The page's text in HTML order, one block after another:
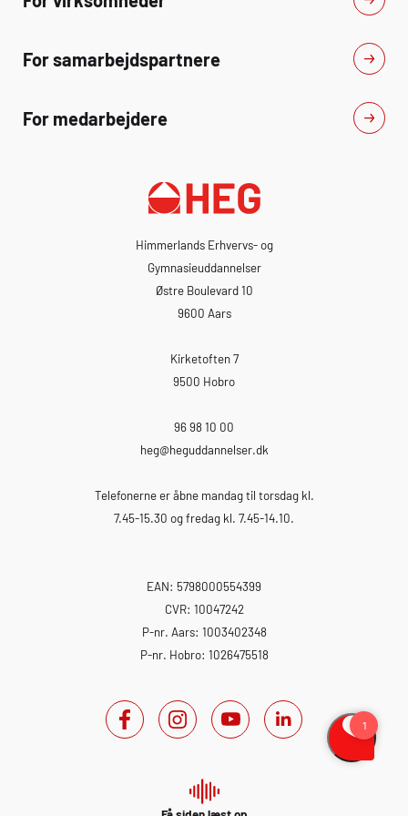
Teoritest- Praktisk test Kurset
teleskoplæsser.
checklister- Teori
For samarbejdspartnere
For medarbejdere
Himmerlands Erhvervs- og
Gymnasieuddannelser
Østre Boulevard 10
9600 Aars
Kirketoften 7
9500 Hobro
96 98 10 00
heg@heguddannelser.dk
Telefonerne er åbne mandag til torsdag kl.
7.45-15.30 og fredag kl. 7.45-14.10.
EAN: 5798000554399
CVR: 10047242
P-nr. Aars: 1003402348
P-nr. Hobro: 1026475518